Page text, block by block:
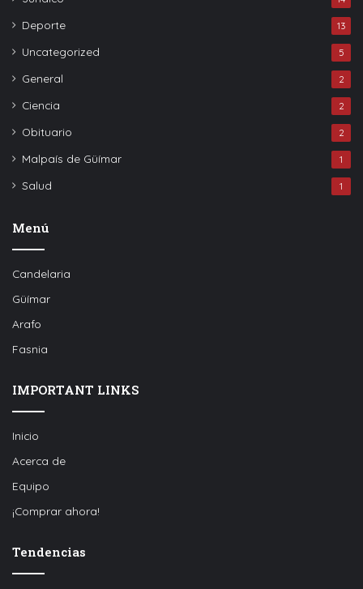
Deporte 13
Uncategorized 5
General 2
Ciencia 2
Obituario 2
Malpaís de Güímar 1
Salud 1
Menú
Candelaria
Güímar
Arafo
Fasnia
IMPORTANT LINKS
Inicio
Acerca de
Equipo
¡Comprar ahora!
Tendencias